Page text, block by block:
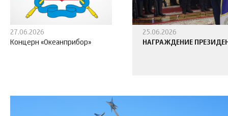
27.06.2026
Концерн «Океанприбор»
25.06.2026
НАГРАЖДЕНИЕ